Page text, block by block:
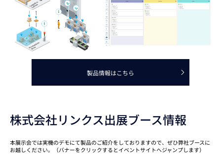
製品情報はこちら
株式会社リンクス出展ブース情報
本展示会では実機のデモにて製品のご紹介をしておりますので、ぜひ弊社ブースに
お越しください。（バナーをクリックするとイベントサイトへジャンプします）